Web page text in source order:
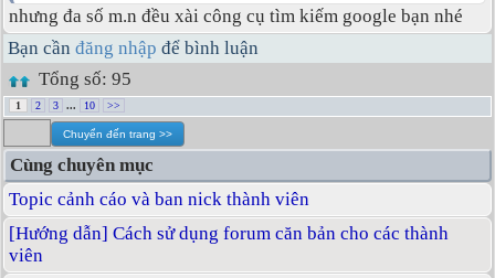
nhưng đa số m.n đều xài công cụ tìm kiếm google bạn nhé
Bạn cần đăng nhập để bình luận
Tổng số: 95
1 2 3 ... 10 >>
Cùng chuyên mục
Topic cảnh cáo và ban nick thành viên
[Hướng dẫn] Cách sử dụng forum căn bản cho các thành
viên